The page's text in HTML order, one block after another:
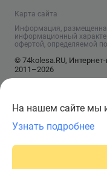
Карта сайта
Информация,
информационный
офертой, определяемой
© 74kolesa.RU,
2011–2026
На нашем сайте мы
Узнать подробнее